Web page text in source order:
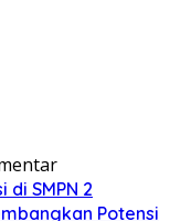
di SMPN 2
Potensi